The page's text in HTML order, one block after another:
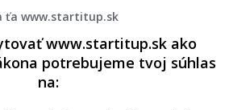
rozhovoru, v
je svetovým fenoménom.
ich plány vyzerali úplne
ťa www.startitup.sk
www.startitup.sk ako
potrebujeme tvoj súhlas
na: